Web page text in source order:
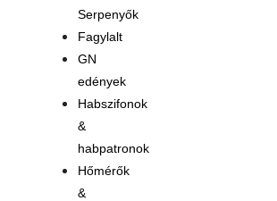
Serpenyők
Fagylalt
GN
edények
Habszifonok
&
habpatronok
Hőmérők
&